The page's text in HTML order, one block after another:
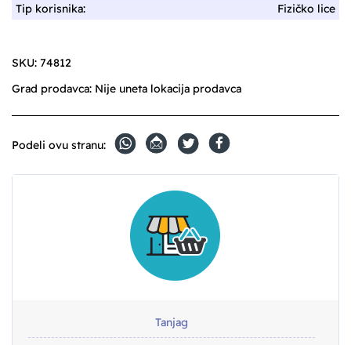
Tanjag
Tip korisnika: Fizičko lice
SKU: 74812
Grad prodavca: Nije uneta lokacija prodavca
Podeli ovu stranu: